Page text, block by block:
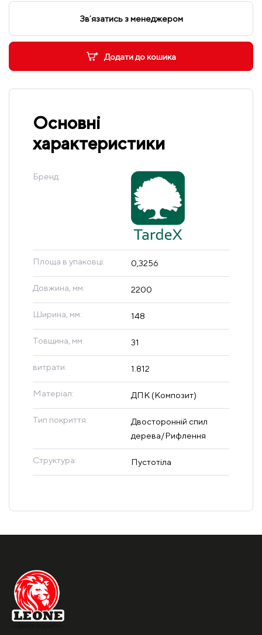
Додати до кошика
Звʼязатись з менеджером
Основні
характеристики
Бренд:
Площа в упаковці: 0,3256
Довжина, мм: 2200
Ширина, мм: 148
Товщина, мм: 31
витрати: 1.812
Матеріал: ДПК (Композит)
Тип покриття:
Двосторонній спил
дерева/Рифлення
Структура: Пустотіла